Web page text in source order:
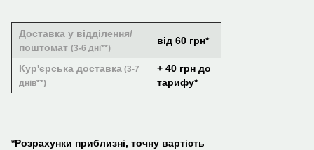
Доставка у відділення/
поштомат (3-6 дні**)
від 60 грн*
Кур'єрська доставка (3-7
днів**)
+ 40 грн до
тарифу*
*Розрахунки приблизні, точну вартість